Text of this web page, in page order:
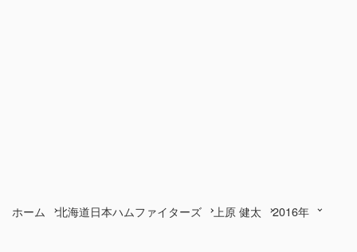
ホーム 北海道日本ハムファイターズ 上原 健太 2016年